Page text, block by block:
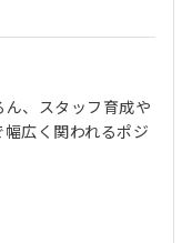
、スタッフ育成や
広く関われるポジ